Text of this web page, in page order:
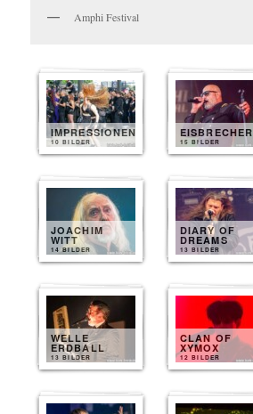
Amphi Festival
IMPRESSIONEN
10 BILDER
EISBRECHER
15 BILDER
JOACHIM
WITT
14 BILDER
DIARY OF
DREAMS
13 BILDER
WELLE
ERDBALL
13 BILDER
CLAN OF
XYMOX
12 BILDER